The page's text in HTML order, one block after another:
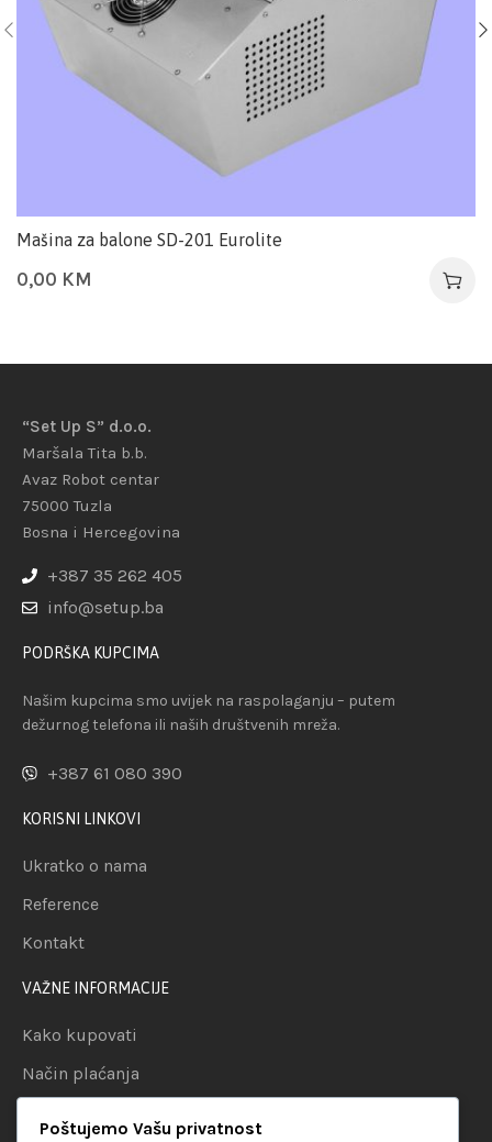
Mašina za balone SD-201 Eurolite
0,00 KM
“Set Up S” d.o.o.
Maršala Tita b.b.
Avaz Robot centar
75000 Tuzla
Bosna i Hercegovina
+387 35 262 405
info@setup.ba
PODRŠKA KUPCIMA
Našim kupcima smo uvijek na raspolaganju – putem
dežurnog telefona ili naših društvenih mreža.
+387 61 080 390
KORISNI LINKOVI
Ukratko o nama
Reference
Kontakt
VAŽNE INFORMACIJE
Kako kupovati
Način plaćanja
Poštujemo Vašu privatnost